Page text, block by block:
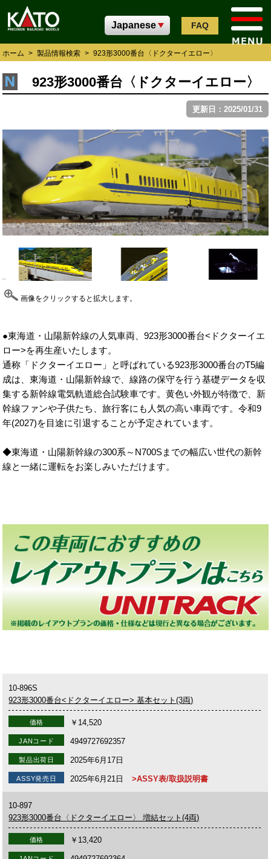
FAQ
ホーム > 製品情報検索 > 923形3000番台〈ドクターイエロー〉
923形3000番台〈ドクターイエロー〉
更新日：2025/01/31
画像をクリックすると拡大します。
●東海道・山陽新幹線の人気車両、923形3000番台<ドクターイエ
ロー>を再生産いたします。
通称「ドクターイエロー」と呼ばれている923形3000番台のT5編
成は、東海道・山陽新幹線で、線路の保守を行う基礎データを収
集する新幹線電気軌道総合試験車です。黄色い外観が特徴で、新
幹線ファンや子供たち、旅行客にも人気の高い車両です。令和9
年(2027)を目途に引退することが予定されています。
◆東海道・山陽新幹線の300系～N700Sまでの幅広い世代の新幹
線と一緒に運転をお楽しみいただけます。
10-896S
923形3000番台<ドクターイエロー> 基本セット(3両)
価格 ￥14,520
JANコード 4949727692357
製品出荷日 2025年6月17日
ASSY発売日 2025年6月21日 >ASSY表/取扱説明書
10-897
923形3000番台〈ドクターイエロー〉 増結セット(4両)
価格 ￥13,420